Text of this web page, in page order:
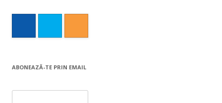
ABONEAZĂ-TE PRIN EMAIL